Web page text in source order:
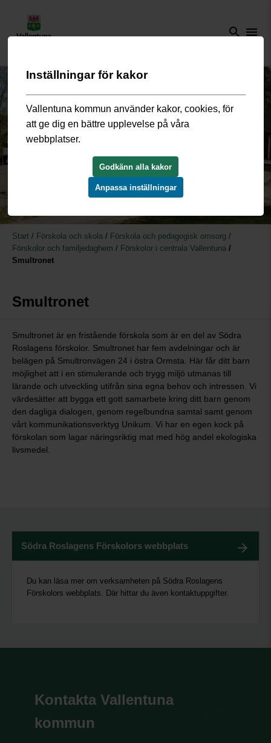
search menu
Start / Förskola och skola / Förskola och pedagogisk omsorg /
Förskolor och familjedaghem / Förskolor i centrala Vallentuna /
Smultronet
Smultronet
Smultronet är en fristående förskola som är en del av Södra
Roslagens förskolor. Smultronet har fem avdelningar och är
belägen på Smultronvägen 24 i östra Ormsta. Här får ditt barn
möjlighet att i en stimulerande och trygg miljö utmanas till
lärande och utveckling utifrån sina egna behov och intressen. Vi
värdesätter att bygga ett gott samarbete kring ditt barn genom
den dagliga dialogen, genom regelbundna samtal samt genom
vårt kommunikationsverktyg Unikum. Vi har en egen kock på
förskolan som lagar näringsriktig mat med hög andel ekologiska
livsmedel.
Södra Roslagens Förskolors webbplats
Du kan läsa mer om verksamheten på Södra Roslagens
Förskolors webbplats. Där hittar du även kontaktuppgifter.
Kontakta Vallentuna
kommun
Inställningar för kakor
Vallentuna kommun använder kakor, cookies, för
att ge dig en bättre upplevelse på våra
webbplatser.
Godkänn alla kakor
Anpassa inställningar